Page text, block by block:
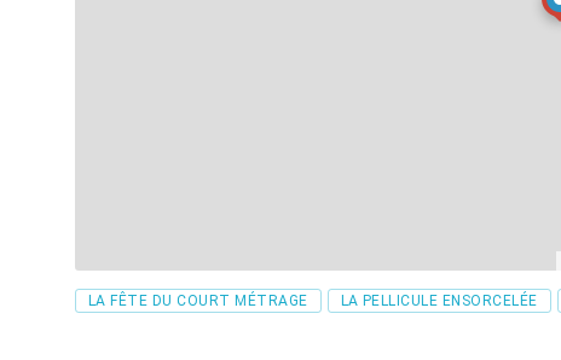
Tags
LA FÊTE DU COURT MÉTRAGE LA PELLICULE ENSORCELÉE